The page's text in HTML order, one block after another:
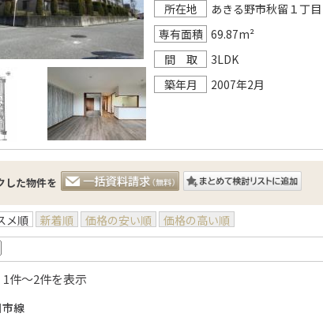
所在地
あきる野市秋留１丁目
専有面積 69.87m²
間 取
3LDK
築年月
2007年2月
した物件を
メ順 新着順 価格の安い順 価格の高い順
件〜2件を表示
線